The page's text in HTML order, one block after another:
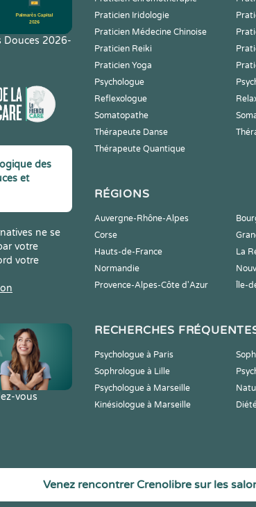
Douces 2026-
des
et
ne se
votre
votre
vous
Praticien Iridologie
Praticien Médecine Chinoise
Praticien Reiki
Praticien Yoga
Psychologue
Reflexologue
Somatopathe
Thérapeute Danse
Thérapeute Quantique
RÉGIONS
Auvergne-Rhône-Alpes
Corse
Hauts-de-France
La
Normandie
Provence-Alpes-Côte d'Azur
Île-
RECHERCHES
Psychologue à Paris
Sophrologue à Lille
Psychologue à Marseille
Kinésiologue à Marseille
Venez rencontrer Crenolibre sur les